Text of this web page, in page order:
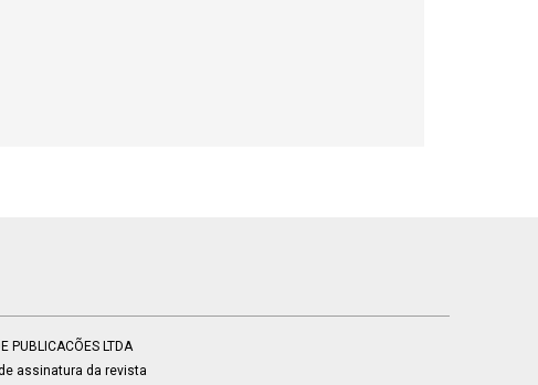
LTDA
assinatura da revista